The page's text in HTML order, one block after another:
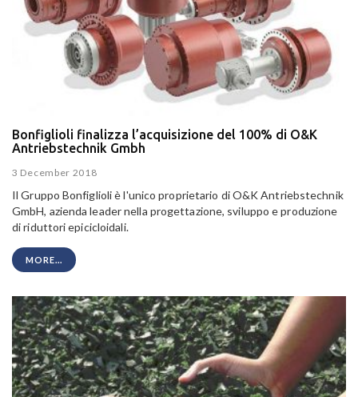
Bonfiglioli finalizza l’acquisizione del 100% di O&K
Antriebstechnik Gmbh
3 December 2018
Il Gruppo Bonfiglioli è l'unico proprietario di O&K Antriebstechnik
GmbH, azienda leader nella progettazione, sviluppo e produzione
di riduttori epicicloidali.
MORE...